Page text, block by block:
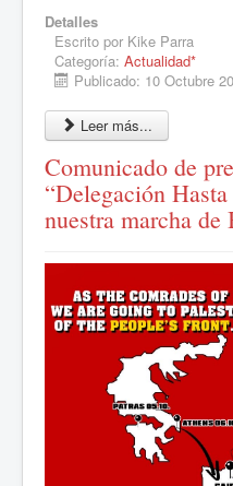
Detalles
Escrito por Kike Parra
Categoría: Actualidad*
Publicado: 10 Octubre
Leer más...
Comunicado de
“Delegación
nuestra marcha